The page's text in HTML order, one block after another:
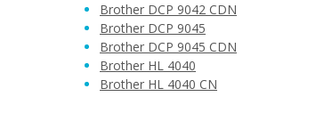
88,90 €
Brother DCP 9042 CDN
Brother DCP 9045
Brother DCP 9045 CDN
Brother HL 4040
Brother HL 4040 CN